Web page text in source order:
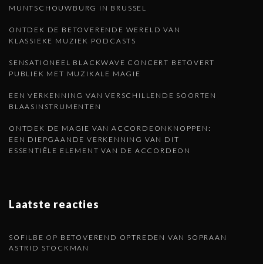
i
o
n
a
e
i
MUNTSCHOUWBURG IN BRUSSEL
ONTDEK DE BETOVERENDE WERELD VAN
KLASSIEKE MUZIEK PODCASTS
SENSATIONEEL BLACKWAVE CONCERT BETOVERT
PUBLIEK MET MUZIKALE MAGIE
EEN VERKENNING VAN VERSCHILLENDE SOORTEN
BLAASINSTRUMENTEN
ONTDEK DE MAGIE VAN ACCORDEONKNOPPEN:
EEN DIEPGAANDE VERKENNING VAN DIT
ESSENTIËLE ELEMENT VAN DE ACCORDEON
Laatste reacties
SOFILBE OP BETOVEREND OPTREDEN VAN SOPRAAN
ASTRID STOCKMAN